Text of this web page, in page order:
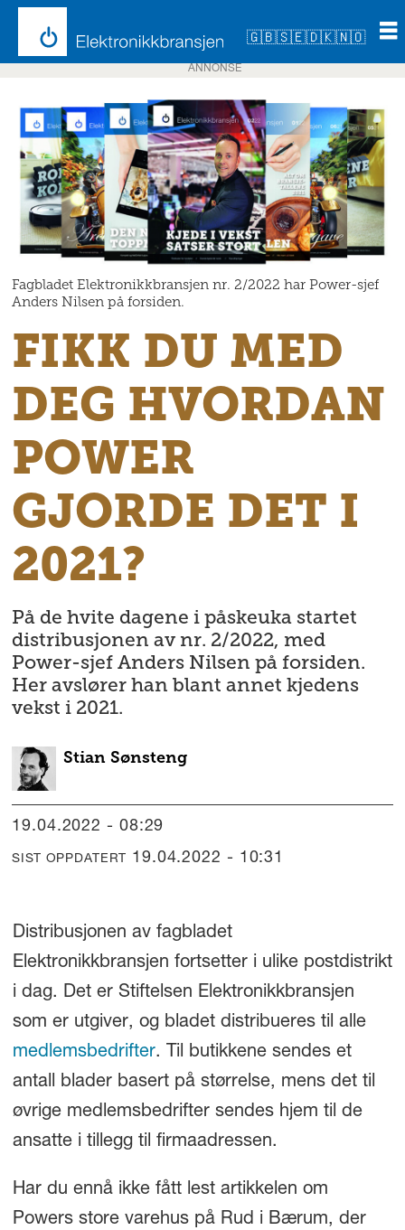
🇬🇧🇸🇪🇩🇰🇳🇴
ANNONSE
Fagbladet Elektronikkbransjen nr. 2/2022 har Power-sjef
Anders Nilsen på forsiden.
FIKK DU MED
DEG HVORDAN
POWER
GJORDE DET I
2021?
På de hvite dagene i påskeuka startet
distribusjonen av nr. 2/2022, med
Power-sjef Anders Nilsen på forsiden.
Her avslører han blant annet kjedens
vekst i 2021.
Stian Sønsteng
19.04.2022 - 08:29
SIST OPPDATERT 19.04.2022 - 10:31
Distribusjonen av fagbladet
Elektronikkbransjen fortsetter i ulike postdistrikt
i dag. Det er Stiftelsen Elektronikkbransjen
som er utgiver, og bladet distribueres til alle
medlemsbedrifter. Til butikkene sendes et
antall blader basert på størrelse, mens det til
øvrige medlemsbedrifter sendes hjem til de
ansatte i tillegg til firmaadressen.
Har du ennå ikke fått lest artikkelen om
Powers store varehus på Rud i Bærum, der